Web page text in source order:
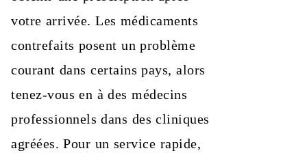
votre arrivée. Les médicaments
contrefaits posent un problème
courant dans certains pays, alors
tenez-vous en à des médecins
professionnels dans des cliniques
agréées. Pour un service rapide,